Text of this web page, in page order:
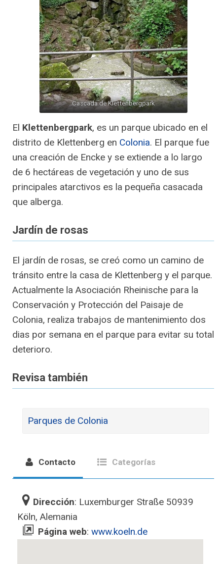
Cascada de Klettenbergpark
El Klettenbergpark, es un parque ubicado en el
distrito de Klettenberg en Colonia. El parque fue
una creación de Encke y se extiende a lo largo
de 6 hectáreas de vegetación y uno de sus
principales atarctivos es la pequeña casacada
que alberga.
Jardín de rosas
El jardín de rosas, se creó como un camino de
tránsito entre la casa de Klettenberg y el parque.
Actualmente la Asociación Rheinische para la
Conservación y Protección del Paisaje de
Colonia, realiza trabajos de mantenimiento dos
dias por semana en el parque para evitar su total
deterioro.
Revisa también
Parques de Colonia
Contacto Categorías
Dirección: Luxemburger Straße 50939
Köln, Alemania
Página web:www.koeln.de